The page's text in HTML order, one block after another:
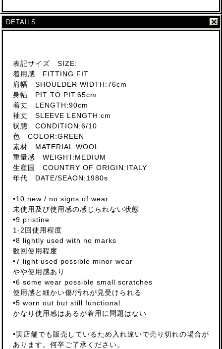
DETAILS
表記サイズ SIZE:
着用感 FITTING:FIT
肩幅 SHOULDER WIDTH:76cm
身幅 PIT TO PIT:65cm
着丈 LENGTH:90cm
袖丈 SLEEVE LENGTH:cm
状態 CONDITION:6/10
色 COLOR:GREEN
素材 MATERIAL:WOOL
重量感 WEIGHT:MEDIUM
生産国 COUNTRY OF ORIGIN:ITALY
年代 DATE/SEAON:1980s
•10 new / no signs of wear
未使用及び使用感の感じられない状態
•9 pristine
1-2回使用程度
•8 lightly used with no marks
数回使用程度
•7 light used possible minor wear
やや使用感あり
•6 some wear possible small scratches
使用感と細かい傷/汚れが見受けられる
•5 worn out but still functional
かなり使用感はあるが着用に問題はない
•実店舗でも販売しているため入れ違いで売り切れの場合が
あります。何卒ご了承ください。